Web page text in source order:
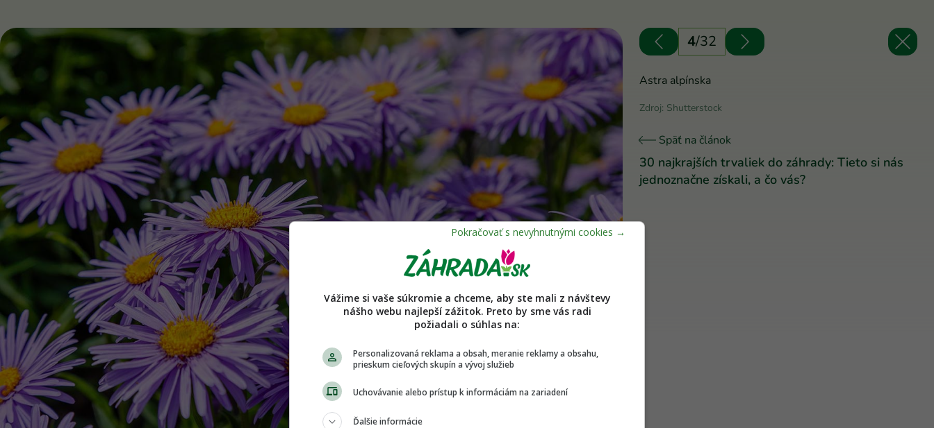
4/32
Astra alpínska
Zdroj: Shutterstock
Späť na článok
30 najkrajších trvaliek do záhrady: Tieto si nás
jednoznačne získali, a čo vás?
Vážime si vaše súkromie a chceme, aby ste mali z návštevy
nášho webu najlepší zážitok. Preto by sme vás radi
požiadali o súhlas na:
Personalizovaná reklama a obsah, meranie reklamy a obsahu,
prieskum cieľových skupín a vývoj služieb
Uchovávanie alebo prístup k informáciám na zariadení
Ďalšie informácie